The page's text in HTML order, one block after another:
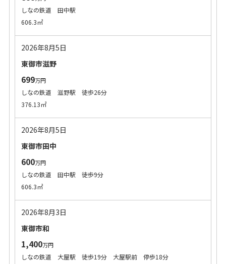
しなの鉄道 田中駅
606.3㎡
2026年8月5日
東御市滋野
699万円
しなの鉄道 滋野駅 徒歩26分
376.13㎡
2026年8月5日
東御市田中
600万円
しなの鉄道 田中駅 徒歩9分
606.3㎡
2026年8月3日
東御市和
1,400万円
しなの鉄道 大屋駅 徒歩19分 大屋駅前 停歩18分